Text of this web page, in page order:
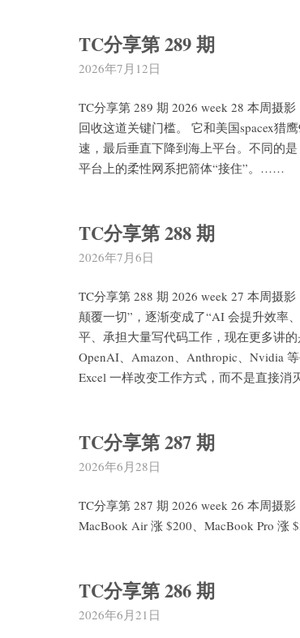
TC分享第 289 期
2026年7月12日
TC分享第 289 期 2026 week 28 本周摄
回收这道关键门槛。 它和美国spacex猎
速，最后垂直下降到海上平台。不同的
平台上的柔性网系把箭体“接住”。……
TC分享第 288 期
2026年7月6日
TC分享第 288 期 2026 week 27 本周摄
颠覆一切”，逐渐变成了“AI 会提升效率
平、承担大量写代码工作，现在更多讲的
OpenAI、Amazon、Anthropic、Nvidia
Excel 一样改变工作方式，而不是直接
TC分享第 287 期
2026年6月28日
TC分享第 287 期 2026 week 26 本周摄
MacBook Air 涨 $200、MacBook Pro 涨
TC分享第 286 期
2026年6月21日